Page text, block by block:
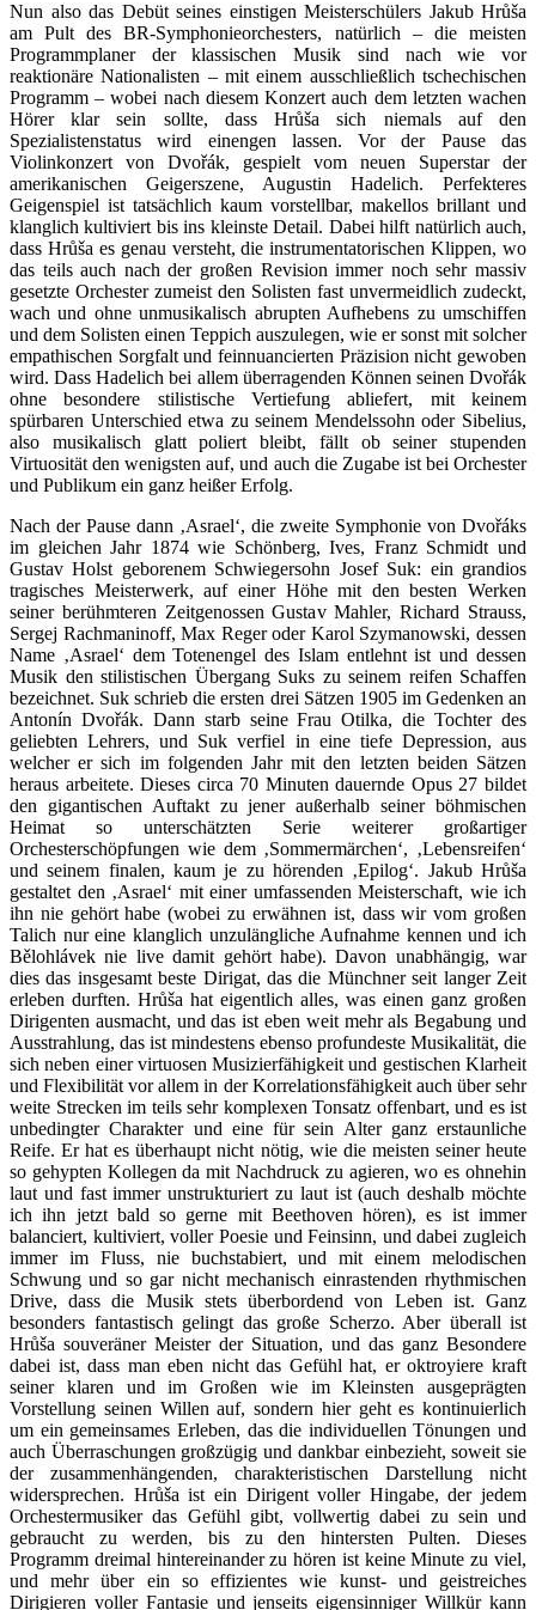
Nun also das Debüt seines einstigen Meisterschülers Jakub Hrůša
am Pult des BR-Symphonieorchesters, natürlich – die meisten
Programmplaner der klassischen Musik sind nach wie vor
reaktionäre Nationalisten – mit einem ausschließlich tschechischen
Programm – wobei nach diesem Konzert auch dem letzten wachen
Hörer klar sein sollte, dass Hrůša sich niemals auf den
Spezialistenstatus wird einengen lassen. Vor der Pause das
Violinkonzert von Dvořák, gespielt vom neuen Superstar der
amerikanischen Geigerszene, Augustin Hadelich. Perfekteres
Geigenspiel ist tatsächlich kaum vorstellbar, makellos brillant und
klanglich kultiviert bis ins kleinste Detail. Dabei hilft natürlich auch,
dass Hrůša es genau versteht, die instrumentatorischen Klippen, wo
das teils auch nach der großen Revision immer noch sehr massiv
gesetzte Orchester zumeist den Solisten fast unvermeidlich zudeckt,
wach und ohne unmusikalisch abrupten Aufhebens zu umschiffen
und dem Solisten einen Teppich auszulegen, wie er sonst mit solcher
empathischen Sorgfalt und feinnuancierten Präzision nicht gewoben
wird. Dass Hadelich bei allem überragenden Können seinen Dvořák
ohne besondere stilistische Vertiefung abliefert, mit keinem
spürbaren Unterschied etwa zu seinem Mendelssohn oder Sibelius,
also musikalisch glatt poliert bleibt, fällt ob seiner stupenden
Virtuosität den wenigsten auf, und auch die Zugabe ist bei Orchester
und Publikum ein ganz heißer Erfolg.
Nach der Pause dann ‚Asrael‘, die zweite Symphonie von Dvořáks
im gleichen Jahr 1874 wie Schönberg, Ives, Franz Schmidt und
Gustav Holst geborenem Schwiegersohn Josef Suk: ein grandios
tragisches Meisterwerk, auf einer Höhe mit den besten Werken
seiner berühmteren Zeitgenossen Gustav Mahler, Richard Strauss,
Sergej Rachmaninoff, Max Reger oder Karol Szymanowski, dessen
Name ‚Asrael‘ dem Totenengel des Islam entlehnt ist und dessen
Musik den stilistischen Übergang Suks zu seinem reifen Schaffen
bezeichnet. Suk schrieb die ersten drei Sätzen 1905 im Gedenken an
Antonín Dvořák. Dann starb seine Frau Otilka, die Tochter des
geliebten Lehrers, und Suk verfiel in eine tiefe Depression, aus
welcher er sich im folgenden Jahr mit den letzten beiden Sätzen
heraus arbeitete. Dieses circa 70 Minuten dauernde Opus 27 bildet
den gigantischen Auftakt zu jener außerhalb seiner böhmischen
Heimat so unterschätzten Serie weiterer großartiger
Orchesterschöpfungen wie dem ‚Sommermärchen‘, ‚Lebensreifen‘
und seinem finalen, kaum je zu hörenden ‚Epilog‘. Jakub Hrůša
gestaltet den ‚Asrael‘ mit einer umfassenden Meisterschaft, wie ich
ihn nie gehört habe (wobei zu erwähnen ist, dass wir vom großen
Talich nur eine klanglich unzulängliche Aufnahme kennen und ich
Bělohlávek nie live damit gehört habe). Davon unabhängig, war
dies das insgesamt beste Dirigat, das die Münchner seit langer Zeit
erleben durften. Hrůša hat eigentlich alles, was einen ganz großen
Dirigenten ausmacht, und das ist eben weit mehr als Begabung und
Ausstrahlung, das ist mindestens ebenso profundeste Musikalität, die
sich neben einer virtuosen Musizierfähigkeit und gestischen Klarheit
und Flexibilität vor allem in der Korrelationsfähigkeit auch über sehr
weite Strecken im teils sehr komplexen Tonsatz offenbart, und es ist
unbedingter Charakter und eine für sein Alter ganz erstaunliche
Reife. Er hat es überhaupt nicht nötig, wie die meisten seiner heute
so gehypten Kollegen da mit Nachdruck zu agieren, wo es ohnehin
laut und fast immer unstrukturiert zu laut ist (auch deshalb möchte
ich ihn jetzt bald so gerne mit Beethoven hören), es ist immer
balanciert, kultiviert, voller Poesie und Feinsinn, und dabei zugleich
immer im Fluss, nie buchstabiert, und mit einem melodischen
Schwung und so gar nicht mechanisch einrastenden rhythmischen
Drive, dass die Musik stets überbordend von Leben ist. Ganz
besonders fantastisch gelingt das große Scherzo. Aber überall ist
Hrůša souveräner Meister der Situation, und das ganz Besondere
dabei ist, dass man eben nicht das Gefühl hat, er oktroyiere kraft
seiner klaren und im Großen wie im Kleinsten ausgeprägten
Vorstellung seinen Willen auf, sondern hier geht es kontinuierlich
um ein gemeinsames Erleben, das die individuellen Tönungen und
auch Überraschungen großzügig und dankbar einbezieht, soweit sie
der zusammenhängenden, charakteristischen Darstellung nicht
widersprechen. Hrůša ist ein Dirigent voller Hingabe, der jedem
Orchestermusiker das Gefühl gibt, vollwertig dabei zu sein und
gebraucht zu werden, bis zu den hintersten Pulten. Dieses
Programm dreimal hintereinander zu hören ist keine Minute zu viel,
und mehr über ein so effizientes wie kunst- und geistreiches
Dirigieren voller Fantasie und jenseits eigensinniger Willkür kann